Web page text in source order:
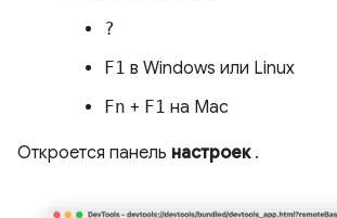
?
F1 в Windows или Linux
Fn + F1 на Mac
Откроется панель настроек.